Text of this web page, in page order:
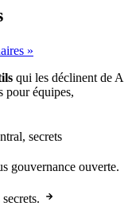
»
qui les déclinent de A
pour équipes,
secrets
gouvernance ouverte.